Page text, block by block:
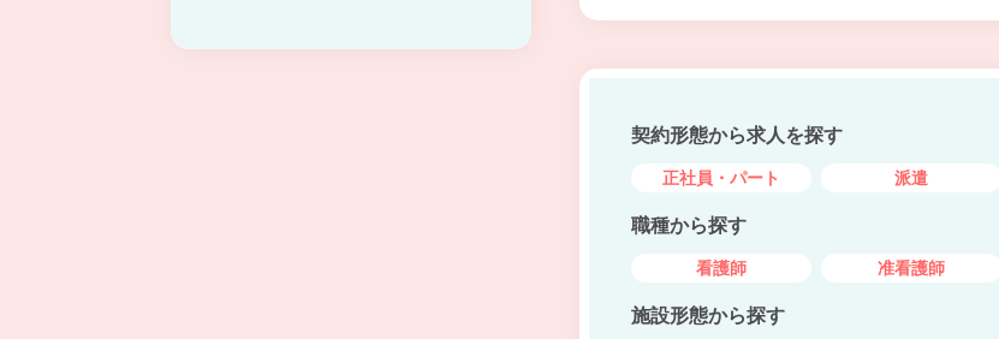
契約形態から求人を探す
正社員・パート 派遣
職種から探す
看護師 准看護師
施設形態から探す